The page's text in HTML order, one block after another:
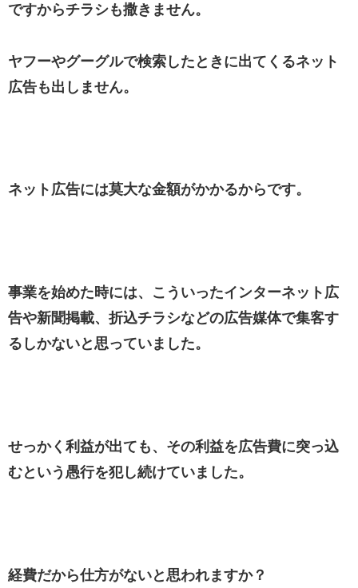
ですからチラシも撒きません。
ヤフーやグーグルで検索したときに出てくるネット
広告も出しません。
ネット広告には莫大な金額がかかるからです。
事業を始めた時には、こういったインターネット広
告や新聞掲載、折込チラシなどの広告媒体で集客す
るしかないと思っていました。
せっかく利益が出ても、その利益を広告費に突っ込
むという愚行を犯し続けていました。
経費だから仕方がないと思われますか？